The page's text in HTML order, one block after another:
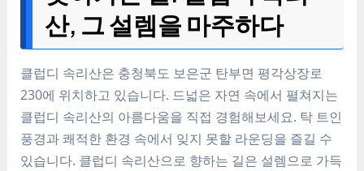
산, 그 설렘을 마주하다
클럽디 속리산은 충청북도 보은군 탄부면 평각상장로
230에 위치하고 있습니다. 드넓은 자연 속에서 펼쳐지는
클럽디 속리산의 아름다움을 직접 경험해보세요. 탁 트인
풍경과 쾌적한 환경 속에서 잊지 못할 라운딩을 즐길 수
있습니다. 클럽디 속리산으로 향하는 길은 설렘으로 가득